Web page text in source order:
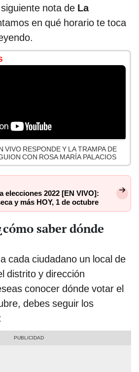
nota de La
en qué horario te toca
VIVO RESPONDE Y LA TRAMPA DE
CON ROSA MARÍA PALACIOS
elecciones 2022 [EN VIVO]:
y más HOY, 1 de octubre
saber dónde
cada ciudadano un local de
distrito y dirección
conocer dónde votar el
debes seguir los